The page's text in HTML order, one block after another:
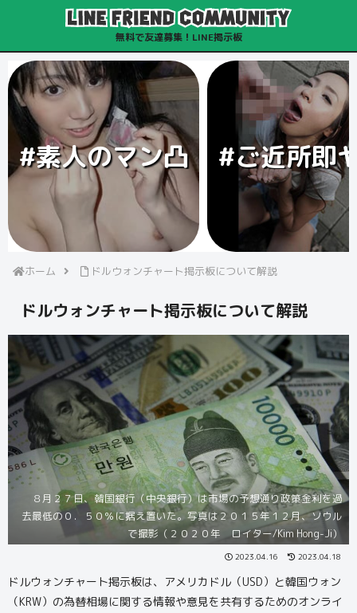
無料で友達募集！LINE掲示板
#素人のマン凸 #ご近所即
ホーム ドルウォンチャート掲示板について解説
ドルウォンチャート掲示板について解説
８月２７日、韓国銀行（中央銀行）は市場の予想通り政策金利を過
去最低の０．５０％に据え置いた。写真は２０１５年１２月、ソウル
で撮影（２０２０年 ロイター/Kim Hong-Ji）
2023.04.16 2023.04.18
ドルウォンチャート掲示板は、アメリカドル（USD）と韓国ウォン
（KRW）の為替相場に関する情報や意見を共有するためのオンライ